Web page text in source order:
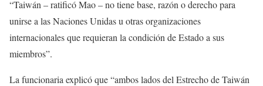
“Taiwán – ratificó Mao – no tiene base, razón o derecho para
unirse a las Naciones Unidas u otras organizaciones
internacionales que requieran la condición de Estado a sus
miembros”.
La funcionaria explicó que “ambos lados del Estrecho de Taiwán